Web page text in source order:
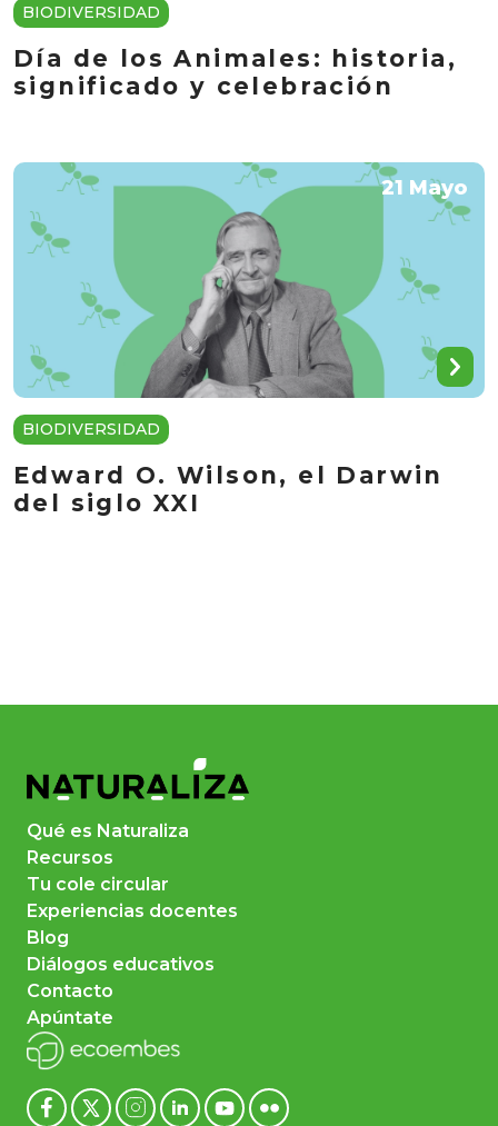
BIODIVERSIDAD
Día de los Animales: historia,
significado y celebración
21 Mayo
BIODIVERSIDAD
Edward O. Wilson, el Darwin
del siglo XXI
Qué es Naturaliza
Recursos
Tu cole circular
Experiencias docentes
Blog
Diálogos educativos
Contacto
Apúntate